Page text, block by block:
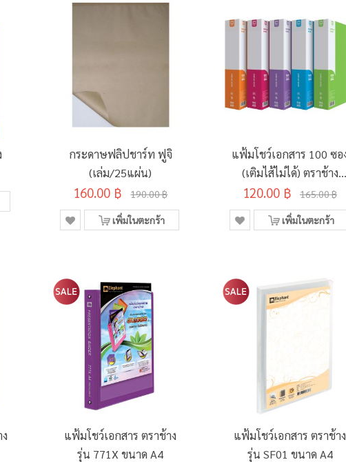
กระดาษฟลิปชาร์ท ฟูจิ
(เล่ม/25แผ่น)
160.00 ฿ 190.00 ฿
เพิ่มในตะกร้า
แฟ้มโชว์เอกสาร 100 ซอ
(เติมไส้ไม่ได้) ตราช้าง
NR100
120.00 ฿ 165.00 ฿
เพิ่มในตะกร้า
แฟ้มโชว์เอกสาร ตราช้าง
รุ่น 771X ขนาด A4
แฟ้มโชว์เอกสาร ตราช้าง
รุ่น SF01 ขนาด A4